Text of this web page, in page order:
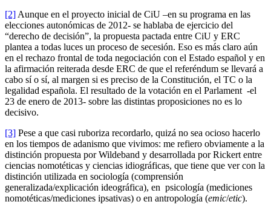
[2] Aunque en el proyecto inicial de CiU –en su programa en las
elecciones autonómicas de 2012- se hablaba de ejercicio del
“derecho de decisión”, la propuesta pactada entre CiU y ERC
plantea a todas luces un proceso de secesión. Eso es más claro aún
en el rechazo frontal de toda negociación con el Estado español y en
la afirmación reiterada desde ERC de que el referéndum se llevará a
cabo sí o sí, al margen si es preciso de la Constitución, el TC o la
legalidad española. El resultado de la votación en el Parlament -el
23 de enero de 2013- sobre las distintas proposiciones no es lo
decisivo.
[3] Pese a que casi ruboriza recordarlo, quizá no sea ocioso hacerlo
en los tiempos de adanismo que vivimos: me refiero obviamente a la
distinción propuesta por Wildeband y desarrollada por Rickert entre
ciencias nomotéticas y ciencias idiográficas, que tiene que ver con la
distinción utilizada en sociología (comprensión
generalizada/explicación ideográfica), en psicología (mediciones
nomotéticas/mediciones ipsativas) o en antropología (emic/etic).